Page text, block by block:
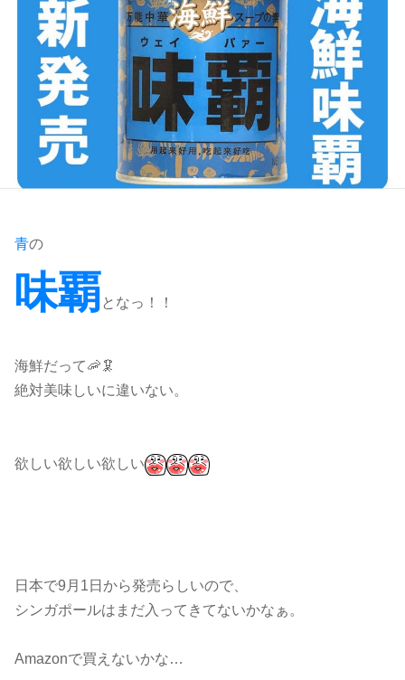
青の
味覇 となっ！！
海鮮だって🦐🦑
絶対美味しいに違いない。
欲しい欲しい欲しい
日本で9月1日から発売らしいので、
シンガポールはまだ入ってきてないかなぁ。
Amazonで買えないかな…